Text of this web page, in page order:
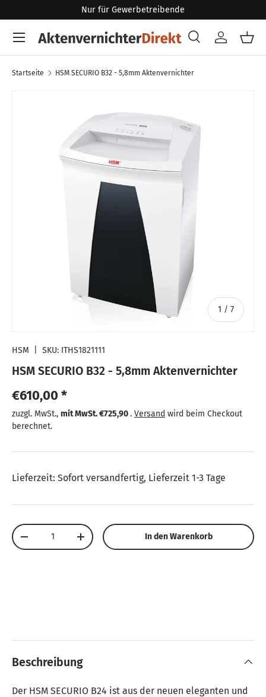
Direkt zum Inhalt
Nur für Gewerbetreibende
Suchen
Art
SucheKonto
Menü
Startseite HSM SECURIO B32 - 5,8mm Aktenvernichter
Zu Produktinformationen springen
1 / von
7
HSM SKU: ITHS1821111
HSM SECURIO B32 - 5,8mm Aktenvernichter
Normaler Preis
€610,00 *
zuzgl. MwSt., Normaler Preis
mit MwSt.€725,90. Versand wird beim Checkout
berechnet.
Lieferzeit: Sofort versandfertig, Lieferzeit 1-3 Tage
Anzahl
Menge verringernMenge erhöhen In den Warenkorb
Beschreibung
Der HSM SECURIO B24 ist aus der neuen eleganten und